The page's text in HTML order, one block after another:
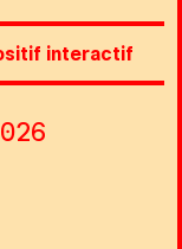
interactif